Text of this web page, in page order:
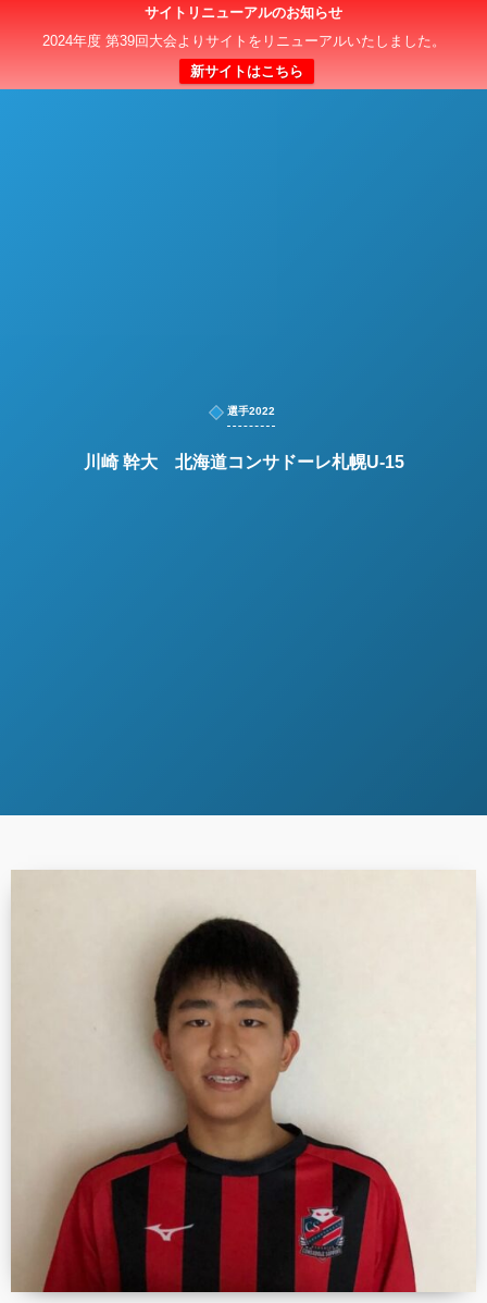
サイトリニューアルのお知らせ
2024年度 第39回大会よりサイトをリニューアルいたしました。
新サイトはこちら
日本クラブユースサッカー選手権（U-15）大会
選手2022
川崎 幹大 北海道コンサドーレ札幌U-15